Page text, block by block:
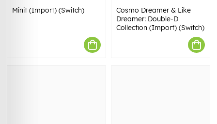
Minit (Import) (Switch)
Cosmo Dreamer & Like
Dreamer: Double-D
Collection (Import) (Switch)